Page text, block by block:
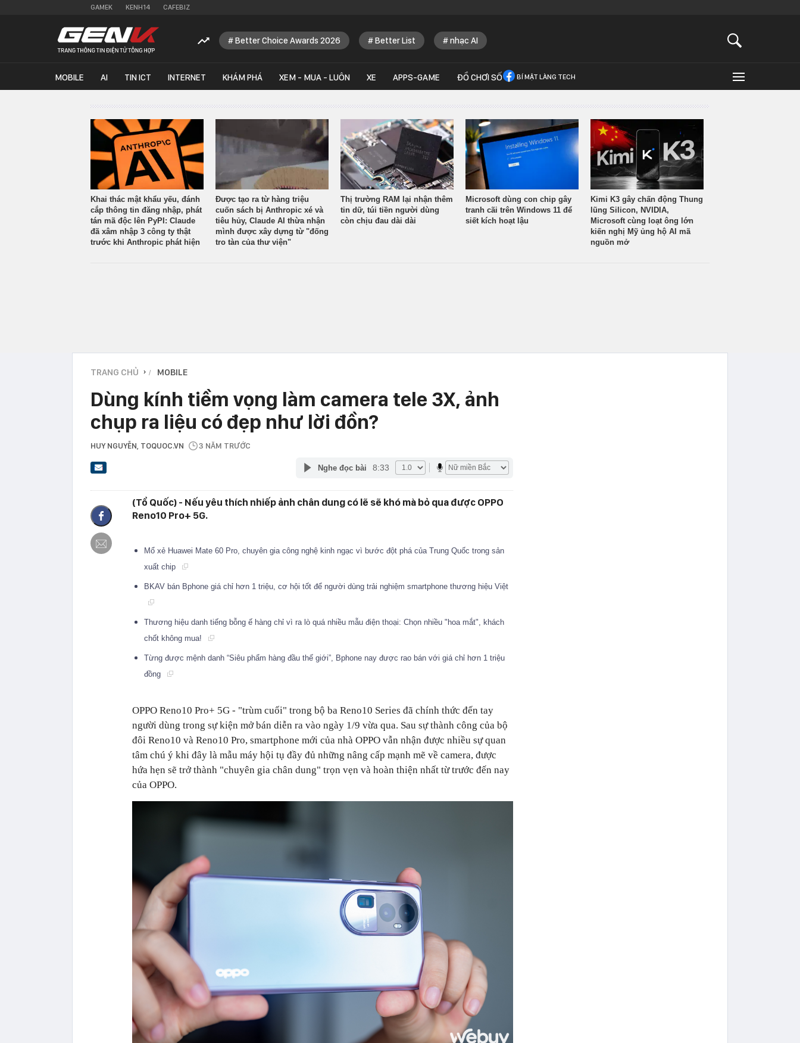
GAMEK KENH14 CAFEBIZ
Better Choice Awards 2026 Better List nhạc AI
MOBILE AI TIN ICT INTERNET KHÁM PHÁ XEM - MUA - LUÔN XE APPS-GAME ĐỒ CHƠI SỐ BÍ MẬT LÀNG TECH
Khai thác mật khẩu yếu, đánh
cắp thông tin đăng nhập, phát
tán mã độc lên PyPI: Claude
đã xâm nhập 3 công ty thật
trước khi Anthropic phát hiện
Được tạo ra từ hàng triệu
cuốn sách bị Anthropic xé và
tiêu hủy, Claude AI thừa nhận
mình được xây dựng từ "đống
tro tàn của thư viện"
Thị trường RAM lại nhận thêm
tin dữ, túi tiền người dùng
còn chịu đau dài dài
Microsoft dùng con chip gây
tranh cãi trên Windows 11 để
siết kích hoạt lậu
Kimi K3 gây chấn động Thung
lũng Silicon, NVIDIA,
Microsoft cùng loạt ông lớn
kiến nghị Mỹ ủng hộ AI mã
nguồn mở
TRANG CHỦ › MOBILE
Dùng kính tiềm vọng làm camera tele 3X, ảnh
chụp ra liệu có đẹp như lời đồn?
HUY NGUYỄN , TOQUOC.VN 3 NĂM TRƯỚC
Nghe đọc bài 8:33
(Tổ Quốc) - Nếu yêu thích nhiếp ảnh chân dung có lẽ sẽ khó mà bỏ qua được OPPO
Reno10 Pro+ 5G.
Mổ xẻ Huawei Mate 60 Pro, chuyên gia công nghệ kinh ngạc vì bước đột phá của Trung Quốc trong sản
xuất chip
BKAV bán Bphone giá chỉ hơn 1 triệu, cơ hội tốt để người dùng trải nghiệm smartphone thương hiệu Việt
Thương hiệu danh tiếng bỗng ế hàng chỉ vì ra lò quá nhiều mẫu điện thoại: Chọn nhiều "hoa mắt", khách
chốt không mua!
Từng được mệnh danh “Siêu phẩm hàng đầu thế giới”, Bphone nay được rao bán với giá chỉ hơn 1 triệu
đồng
OPPO Reno10 Pro+ 5G - "trùm cuối" trong bộ ba Reno10 Series đã chính thức đến tay
người dùng trong sự kiện mở bán diễn ra vào ngày 1/9 vừa qua. Sau sự thành công của bộ
đôi Reno10 và Reno10 Pro, smartphone mới của nhà OPPO vẫn nhận được nhiều sự quan
tâm chú ý khi đây là mẫu máy hội tụ đầy đủ những nâng cấp mạnh mẽ về camera, được
hứa hẹn sẽ trở thành "chuyên gia chân dung" trọn vẹn và hoàn thiện nhất từ trước đến nay
của OPPO.